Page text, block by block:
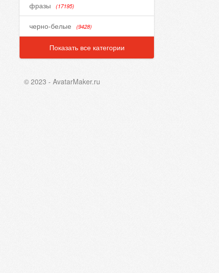
фразы (17195)
черно-белые (9428)
Показать все категории
© 2023 - AvatarMaker.ru